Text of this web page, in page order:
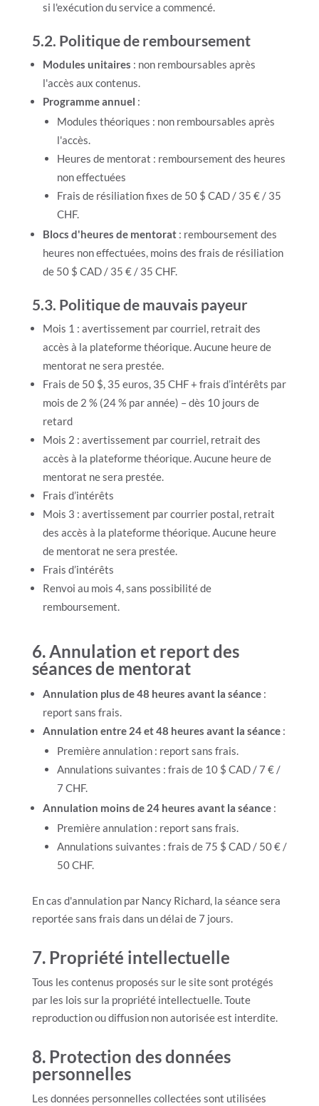
si l'exécution du service a commencé.
5.2. Politique de remboursement
Modules unitaires : non remboursables après
l'accès aux contenus.
Programme annuel :
Modules théoriques : non remboursables après
l'accès.
Heures de mentorat : remboursement des heures
non effectuées
Frais de résiliation fixes de 50 $ CAD / 35 € / 35
CHF.
Blocs d'heures de mentorat: remboursement des
heures non effectuées, moins des frais de résiliation
de 50 $ CAD / 35 € / 35 CHF.
5.3. Politique de mauvais payeur
Mois 1 : avertissement par courriel, retrait des
accès à la plateforme théorique. Aucune heure de
mentorat ne sera prestée.
Frais de 50 $, 35 euros, 35 CHF + frais d’intérêts par
mois de 2 % (24 % par année) – dès 10 jours de
retard
Mois 2 : avertissement par courriel, retrait des
accès à la plateforme théorique. Aucune heure de
mentorat ne sera prestée.
Frais d’intérêts
Mois 3 : avertissement par courrier postal, retrait
des accès à la plateforme théorique. Aucune heure
de mentorat ne sera prestée.
Frais d’intérêts
Renvoi au mois 4, sans possibilité de
remboursement.
6. Annulation et report des
séances de mentorat
Annulation plus de 48 heures avant la séance:
report sans frais.
Annulation entre 24 et 48 heures avant la séance:
Première annulation : report sans frais.
Annulations suivantes : frais de 10 $ CAD / 7 € /
7 CHF.
Annulation moins de 24 heures avant la séance:
Première annulation : report sans frais.
Annulations suivantes : frais de 75 $ CAD / 50 € /
50 CHF.
En cas d'annulation par Nancy Richard, la séance sera
reportée sans frais dans un délai de 7 jours.
7. Propriété intellectuelle
Tous les contenus proposés sur le site sont protégés
par les lois sur la propriété intellectuelle. Toute
reproduction ou diffusion non autorisée est interdite.
8. Protection des données
personnelles
Les données personnelles collectées sont utilisées